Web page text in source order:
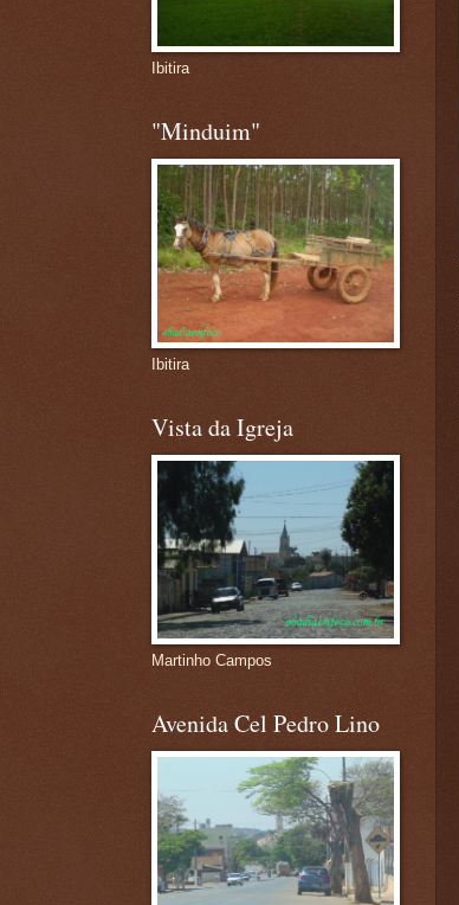
Ibitira
"Minduim"
Ibitira
Vista da Igreja
Martinho Campos
Avenida Cel Pedro Lino